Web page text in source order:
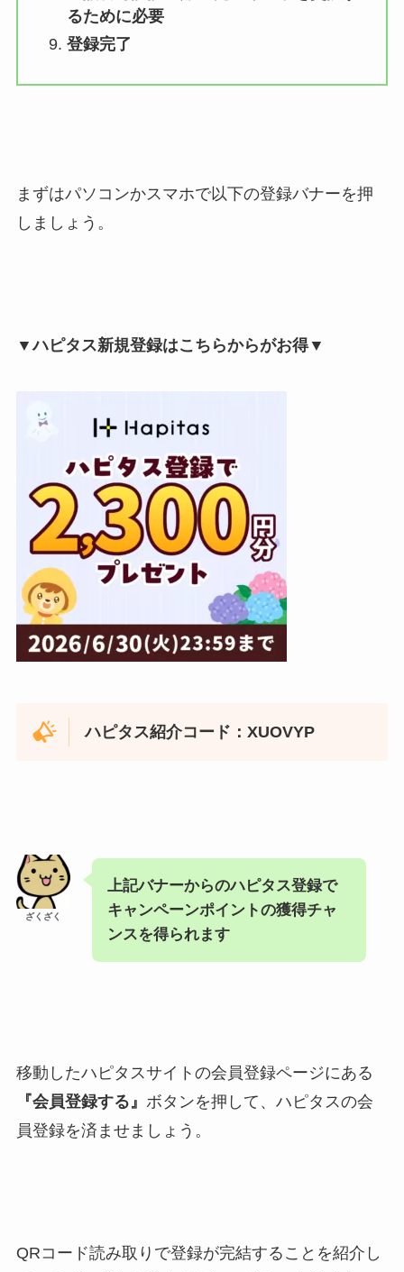
るために必要
登録完了
まずはパソコンかスマホで以下の登録バナーを押
しましょう。
▼ハピタス新規登録はこちらからがお得▼
ハピタス紹介コード：XUOVYP
ざくざく
上記バナーからのハピタス登録で
キャンペーンポイントの獲得チャ
ンスを得られます
移動したハピタスサイトの会員登録ページにある
『会員登録する』 ボタンを押して、ハピタスの会
員登録を済ませましょう。
QRコード読み取りで登録が完結することを紹介し